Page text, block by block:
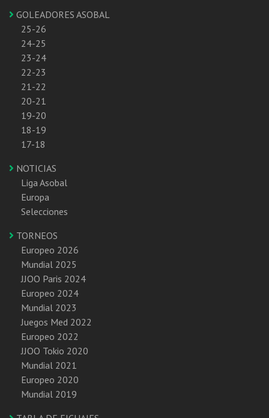
GOLEADORES ASOBAL
25-26
24-25
23-24
22-23
21-22
20-21
19-20
18-19
17-18
NOTICIAS
Liga Asobal
Europa
Selecciones
TORNEOS
Europeo 2026
Mundial 2025
JJOO Paris 2024
Europeo 2024
Mundial 2023
Juegos Med 2022
Europeo 2022
JJOO Tokio 2020
Mundial 2021
Europeo 2020
Mundial 2019